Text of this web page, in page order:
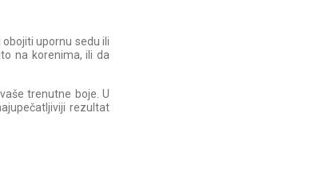
upornu sedu ili
na korenima, ili da
trenutne boje. U
rezultat